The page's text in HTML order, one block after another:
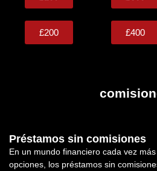
£200 £400
Préstamos sin comisiones
En un mundo financiero cada vez
opciones, los préstamos sin